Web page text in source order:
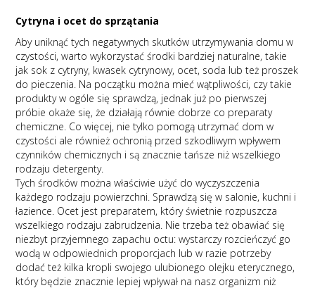
Cytryna i ocet do sprzątania
Aby uniknąć tych negatywnych skutków utrzymywania domu w
czystości, warto wykorzystać środki bardziej naturalne, takie
jak sok z cytryny, kwasek cytrynowy, ocet, soda lub też proszek
do pieczenia. Na początku można mieć wątpliwości, czy takie
produkty w ogóle się sprawdzą, jednak już po pierwszej
próbie okaże się, że działają równie dobrze co preparaty
chemiczne. Co więcej, nie tylko pomogą utrzymać dom w
czystości ale również ochronią przed szkodliwym wpływem
czynników chemicznych i są znacznie tańsze niż wszelkiego
rodzaju detergenty.
Tych środków można właściwie użyć do wyczyszczenia
każdego rodzaju powierzchni. Sprawdzą się w salonie, kuchni i
łazience. Ocet jest preparatem, który świetnie rozpuszcza
wszelkiego rodzaju zabrudzenia. Nie trzeba też obawiać się
niezbyt przyjemnego zapachu octu: wystarczy rozcieńczyć go
wodą w odpowiednich proporcjach lub w razie potrzeby
dodać też kilka kropli swojego ulubionego olejku eterycznego,
który będzie znacznie lepiej wpływał na nasz organizm niż